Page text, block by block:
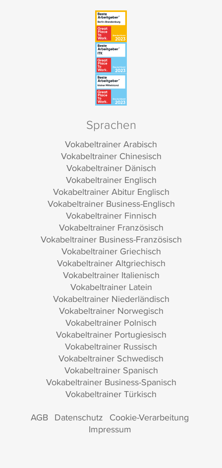
Sprachen
Vokabeltrainer Arabisch
Vokabeltrainer Chinesisch
Vokabeltrainer Dänisch
Vokabeltrainer Englisch
Vokabeltrainer Abitur Englisch
Vokabeltrainer Business-Englisch
Vokabeltrainer Finnisch
Vokabeltrainer Französisch
Vokabeltrainer Business-Französisch
Vokabeltrainer Griechisch
Vokabeltrainer Altgriechisch
Vokabeltrainer Italienisch
Vokabeltrainer Latein
Vokabeltrainer Niederländisch
Vokabeltrainer Norwegisch
Vokabeltrainer Polnisch
Vokabeltrainer Portugiesisch
Vokabeltrainer Russisch
Vokabeltrainer Schwedisch
Vokabeltrainer Spanisch
Vokabeltrainer Business-Spanisch
Vokabeltrainer Türkisch
AGB Datenschutz Cookie-Verarbeitung
Impressum